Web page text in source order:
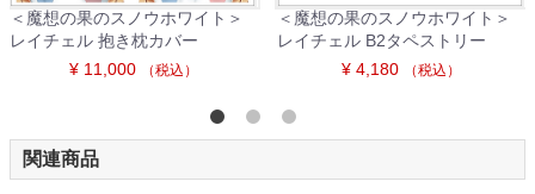
＜魔想の果のスノウホワイト＞
レイチェル 抱き枕カバー
¥ 11,000
（税込）
＜魔想の果のスノウホワイト＞
レイチェル B2タペストリー
¥ 4,180
（税込）
関連商品